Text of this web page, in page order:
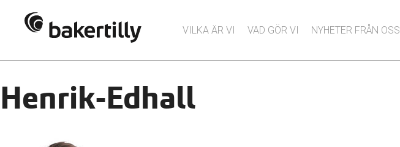
VILKA ÄR VI VAD GÖR VI NYHETER FRÅN OSS
Henrik-Edhall